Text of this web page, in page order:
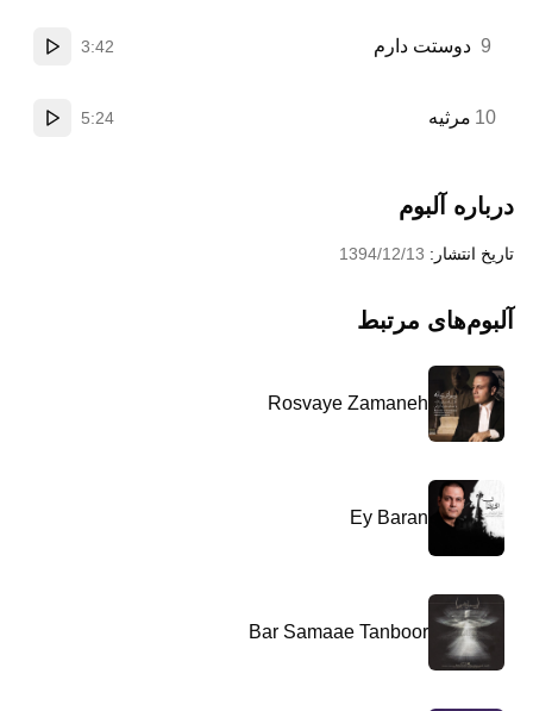
9 دوستت دارم 3:42
پخش
10 مرثیه 5:24
پخش
درباره آلبوم
تاریخ انتشار: 1394/12/13
آلبوم‌های مرتبط
Rosvaye Zamaneh
Ey Baran
Bar Samaae Tanboor